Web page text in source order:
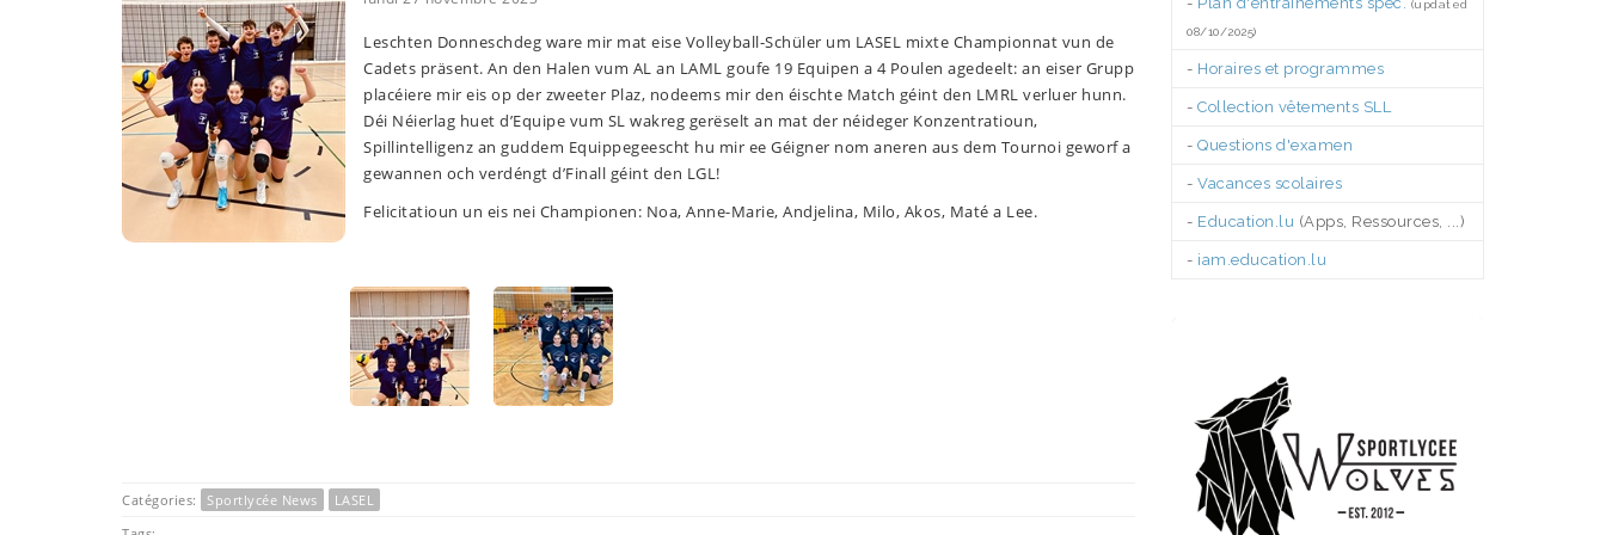
Leschten Donneschdeg ware mir mat eise Volleyball-Schüler um LASEL mixte Championnat vun de
Cadets präsent. An den Halen vum AL an LAML goufe 19 Equipen a 4 Poulen agedeelt: an eiser Grupp
placéiere mir eis op der zweeter Plaz, nodeems mir den éischte Match géint den LMRL verluer hunn.
Déi Néierlag huet d’Equipe vum SL wakreg gerëselt an mat der néideger Konzentratioun,
Spillintelligenz an guddem Equippegeescht hu mir ee Géigner nom aneren aus dem Tournoi geworf a
gewannen och verdéngt d’Finall géint den LGL!
Felicitatioun un eis nei Championen: Noa, Anne-Marie, Andjelina, Milo, Akos, Maté a Lee.
Catégories: Sportlycée News
LASEL
(updated
08/10/2025)
- Horaires et programmes
- Collection vêtements SLL
- Questions d'examen
- Vacances scolaires
- Education.lu (Apps, Ressources, ...)
- iam.education.lu